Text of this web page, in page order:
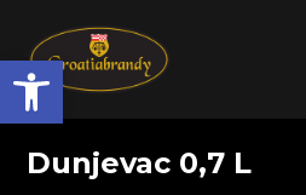
Open toolbar
Dunjevac 0,7 L